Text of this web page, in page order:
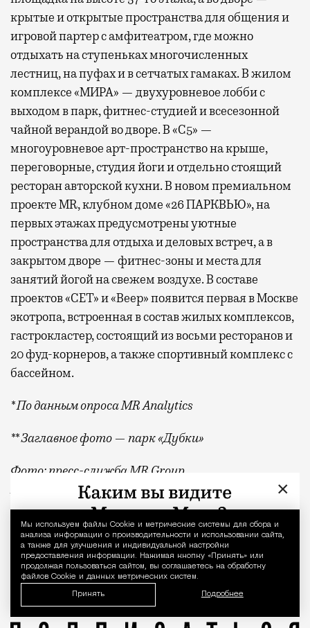
Уведомление
Мы используем файлы Сookie и метрические системы для сбора и
анализа информации о производительности и использовании сайта,
а также для улучшения и индивидуальной настройки
предоставления информации. Нажимая кнопку «Принять» или
продолжая пользоваться сайтом, вы соглашаетесь на обработку
файлов Cookie и данных метрических систем.
Принять Подробнее
крытые и открытые пространства для общения и
игровой партер с амфитеатром, где можно
отдыхать на ступеньках многочисленных
лестниц, на пуфах и в сетчатых гамаках. В жилом
комплексе «МИРА» — двухуровневое лобби с
выходом в парк, фитнес-студией и всесезонной
чайной верандой во дворе. В «С5» —
многоуровневое арт-пространство на крыше,
переговорные, студия йоги и отдельно стоящий
ресторан авторской кухни. В новом премиальном
проекте MR, клубном доме «26 ПАРКВЬЮ», на
первых этажах предусмотрены уютные
пространства для отдыха и деловых встреч, а в
закрытом дворе — фитнес-зоны и места для
занятий йогой на свежем воздухе. В составе
проектов «СЕТ» и «Веер»появитсяпервая в Москве
экотропа, встроенная в состав жилых комплексов,
гастрокластер, состоящий из восьми ресторанов и
20 фуд-корнеров, а также спортивный комплекс с
бассейном.
* По данным опроса MR Analytics
** Заглавное фото — парк «Дубки»
Фото: пресс-служба MR Group,
/shutterstock.com/Fotodom
Квадратные метры, планировки, вид из
Реклама
MR Group
×